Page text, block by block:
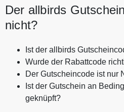
Der allbirds
nicht?
Ist der allbirds
Wurde der Rabattcode
Der Gutscheincode ist nur
Ist der Gutschein an
geknüpft?